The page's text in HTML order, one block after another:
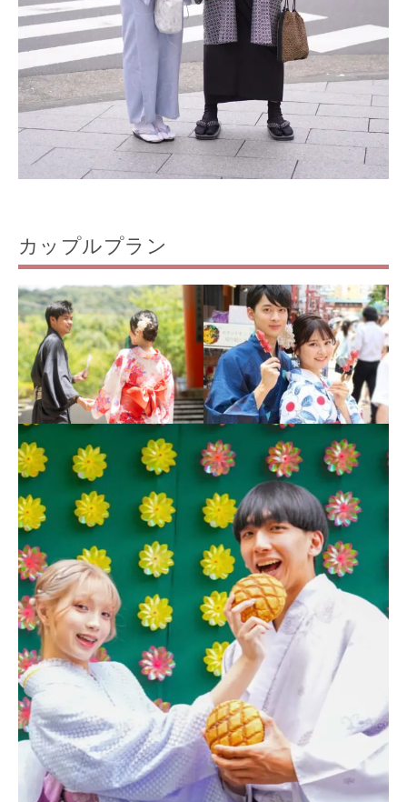
カップルプラン